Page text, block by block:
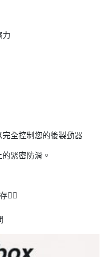
力
全控制您的後製動器
緊密防滑。
🙋‍♂️